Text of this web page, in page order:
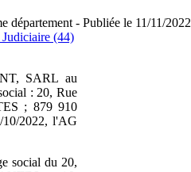
département - Publiée le 11/11/2022
(44)
SARL au
: 20, Rue
; 879 910
2022, l'AG
social du 20,